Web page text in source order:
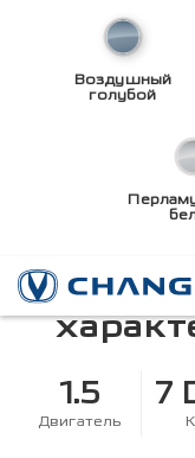
Воздушный
голубой
1.5
Двигатель
7